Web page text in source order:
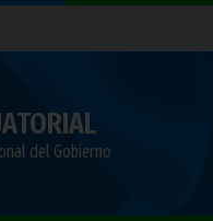
del Gobierno